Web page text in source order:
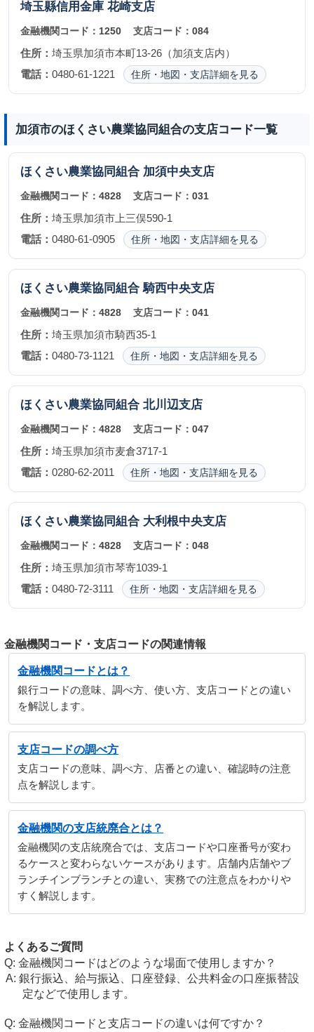
埼玉縣信用金庫 花崎支店
金融機関コード： 1250 支店コード：084
住所： 埼玉県加須市本町13-26（加須支店内）
電話： 0480-61-1221 住所・地図・支店詳細を見る
加須市のほくさい農業協同組合の支店コード一覧
ほくさい農業協同組合 加須中央支店
金融機関コード： 4828 支店コード：031
住所： 埼玉県加須市上三俣590-1
電話： 0480-61-0905 住所・地図・支店詳細を見る
ほくさい農業協同組合 騎西中央支店
金融機関コード： 4828 支店コード：041
住所： 埼玉県加須市騎西35-1
電話： 0480-73-1121 住所・地図・支店詳細を見る
ほくさい農業協同組合 北川辺支店
金融機関コード： 4828 支店コード：047
住所： 埼玉県加須市麦倉3717-1
電話： 0280-62-2011 住所・地図・支店詳細を見る
ほくさい農業協同組合 大利根中央支店
金融機関コード： 4828 支店コード：048
住所： 埼玉県加須市琴寄1039-1
電話： 0480-72-3111 住所・地図・支店詳細を見る
金融機関コード・支店コードの関連情報
金融機関コードとは？
銀行コードの意味、調べ方、使い方、支店コードとの違い
を解説します。
支店コードの調べ方
支店コードの意味、調べ方、店番との違い、確認時の注意
点を解説します。
金融機関の支店統廃合とは？
金融機関の支店統廃合では、支店コードや口座番号が変わ
るケースと変わらないケースがあります。店舗内店舗やブ
ランチインブランチとの違い、実務での注意点をわかりや
すく解説します。
よくあるご質問
金融機関コードはどのような場面で使用しますか？
銀行振込、給与振込、口座登録、公共料金の口座振替設
定などで使用します。
金融機関コードと支店コードの違いは何ですか？